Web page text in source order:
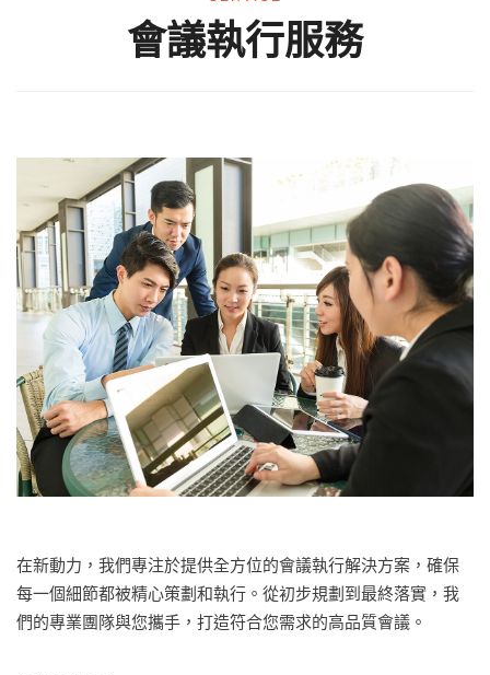
會議執行服務
在新動力，我們專注於提供全方位的會議執行解決方案，確保
每一個細節都被精心策劃和執行。從初步規劃到最終落實，我
們的專業團隊與您攜手，打造符合您需求的高品質會議。​​​​